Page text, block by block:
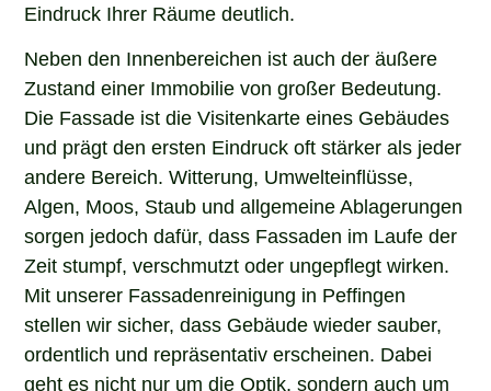
Eindruck Ihrer Räume deutlich.
Neben den Innenbereichen ist auch der äußere
Zustand einer Immobilie von großer Bedeutung.
Die Fassade ist die Visitenkarte eines Gebäudes
und prägt den ersten Eindruck oft stärker als jeder
andere Bereich. Witterung, Umwelteinflüsse,
Algen, Moos, Staub und allgemeine Ablagerungen
sorgen jedoch dafür, dass Fassaden im Laufe der
Zeit stumpf, verschmutzt oder ungepflegt wirken.
Mit unserer Fassadenreinigung in Peffingen
stellen wir sicher, dass Gebäude wieder sauber,
ordentlich und repräsentativ erscheinen. Dabei
geht es nicht nur um die Optik, sondern auch um